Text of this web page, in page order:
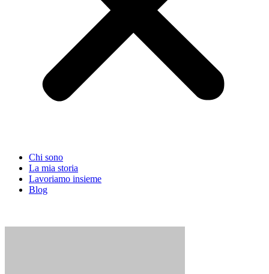
Chi sono
La mia storia
Lavoriamo insieme
Blog